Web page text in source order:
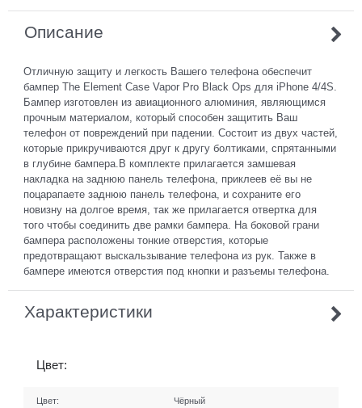
Описание
Отличную защиту и легкость Вашего телефона обеспечит
бампер The Element Case Vapor Pro Black Ops для iPhone 4/4S.
Бампер изготовлен из авиационного алюминия, являющимся
прочным материалом, который способен защитить Ваш
телефон от повреждений при падении. Состоит из двух частей,
которые прикручиваются друг к другу болтиками, спрятанными
в глубине бампера.В комплекте прилагается замшевая
накладка на заднюю панель телефона, приклеев её вы не
поцарапаете заднюю панель телефона, и сохраните его
новизну на долгое время, так же прилагается отвертка для
того чтобы соединить две рамки бампера. На боковой грани
бампера расположены тонкие отверстия, которые
предотвращают выскальзывание телефона из рук. Также в
бампере имеются отверстия под кнопки и разъемы телефона.
Характеристики
Цвет:
Цвет: Чёрный